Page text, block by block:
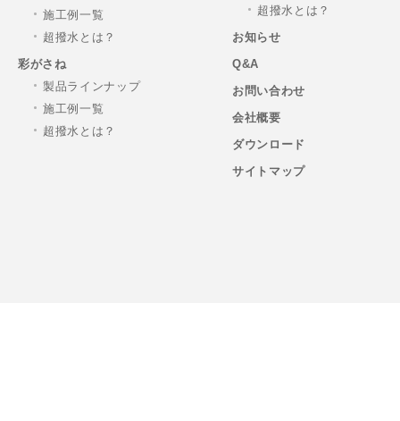
施工例一覧
超撥水とは？
彩がさね
製品ラインナップ
施工例一覧
超撥水とは？
超撥水とは？
お知らせ
Q&A
お問い合わせ
会社概要
ダウンロード
サイトマップ